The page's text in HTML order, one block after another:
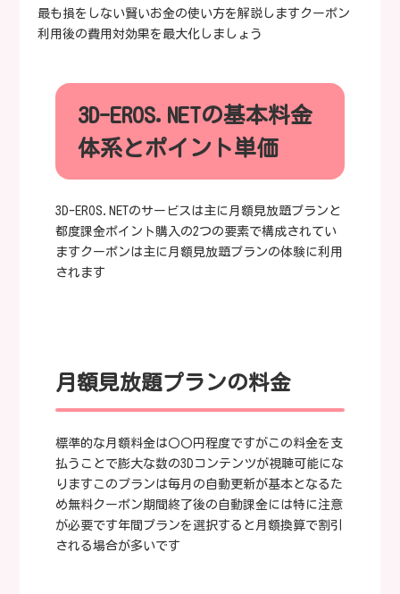
最も損をしない賢いお金の使い方を解説しますクーポン
利用後の費用対効果を最大化しましょう
3D-EROS.NETの基本料金
体系とポイント単価
3D-EROS.NETのサービスは主に月額見放題プランと
都度課金ポイント購入の2つの要素で構成されてい
ますクーポンは主に月額見放題プランの体験に利用
されます
月額見放題プランの料金
標準的な月額料金は〇〇円程度ですがこの料金を支
払うことで膨大な数の3Dコンテンツが視聴可能にな
りますこのプランは毎月の自動更新が基本となるた
め無料クーポン期間終了後の自動課金には特に注意
が必要です年間プランを選択すると月額換算で割引
される場合が多いです